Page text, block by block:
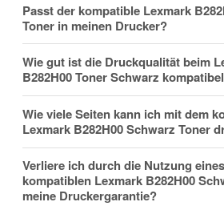
Nachname
Firma
Passt der kompatible Lexmark
Toner in meinen Drucker?
Wie gut ist die Druckqualität beim
B282H00 Toner Schwarz
Wie viele Seiten kann ich mit dem
Lexmark B282H00 Schwarz Toner
Verliere ich durch die Nutzung eines
kompatiblen Lexmark B282H00
meine Druckergarantie?